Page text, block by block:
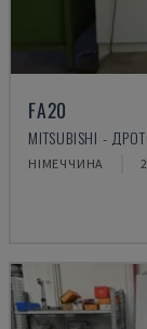
FA20
MITSUBISHI -
НІМЕЧЧИНА